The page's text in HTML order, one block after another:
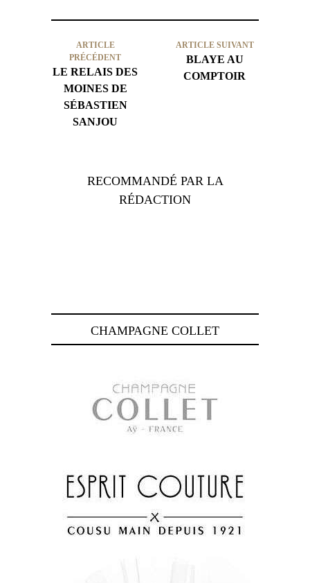
ARTICLE
PRÉCÉDENT
LE RELAIS DES
MOINES DE
SÉBASTIEN
SANJOU
ARTICLE SUIVANT
BLAYE AU
COMPTOIR
RECOMMANDÉ PAR LA
RÉDACTION
CHAMPAGNE COLLET